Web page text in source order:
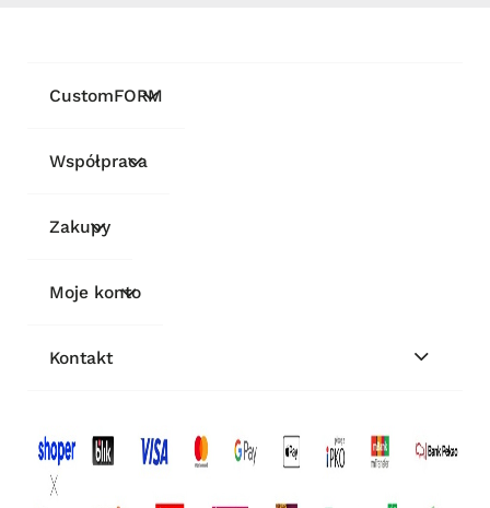
CustomFORM
Współpraca
Zakupy
Moje konto
Kontakt